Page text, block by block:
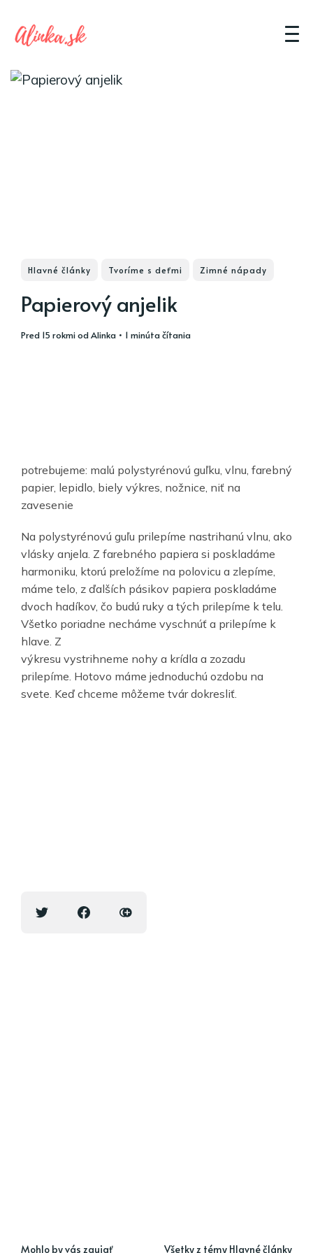
Hlavné články Tvoríme s deťmi Zimné nápady
Papierový anjelik
pred 15 rokmiodAlinka • 1 minúta čítania
potrebujeme: malú polystyrénovú guľku, vlnu, farebný
papier, lepidlo, biely výkres, nožnice, niť na
zavesenie
Na polystyrénovú guľu prilepíme nastrihanú vlnu, ako
vlásky anjela. Z farebného papiera si poskladáme
harmoniku, ktorú preložíme na polovicu a zlepíme,
máme telo, z ďalších pásikov papiera poskladáme
dvoch hadíkov, čo budú ruky a tých prilepíme k telu.
Všetko poriadne necháme vyschnúť a prilepíme k
hlave. Z
výkresu vystrihneme nohy a krídla a zozadu
prilepíme. Hotovo máme jednoduchú ozdobu na
svete. Keď chceme môžeme tvár dokresliť.
Mohlo by vás zaujať Všetky z témy Hlavné články